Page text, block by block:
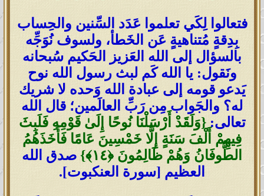
فتعالوا لِكَي تعلموا عَدَد السِّنين والحِساب
بِدِقةٍ مُتناهيةٍ عَن الخَطأ، ولسوف نُوَجِّه
بالسؤال إلى الله العَزيز الحَكيم سُبحانه
ونَقول: يا الله كَم لبث رسول الله نوح
يَدعو قومه إلى عبادة الله وَحده لا شريك
له؟ والجَواب مِن رَبِّ العالَمين؛ قال الله
تعالى:{وَلَقَدْ أَرْسَلْنَا نُوحًا إِلَىٰ قَوْمِهِ فَلَبِثَ
فِيهِمْ أَلْفَ سَنَةٍ إِلَّا خَمْسِينَ عَامًا فَأَخَذَهُمُ
الطُّوفَانُ وَهُمْ ظَالِمُونَ ‎﴿١٤﴾‏}
صدق الله
العظيم [سورة العنكبوت].